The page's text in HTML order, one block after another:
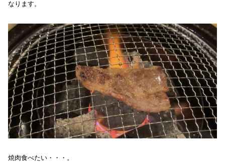
なります。
焼肉食べたい・・・。